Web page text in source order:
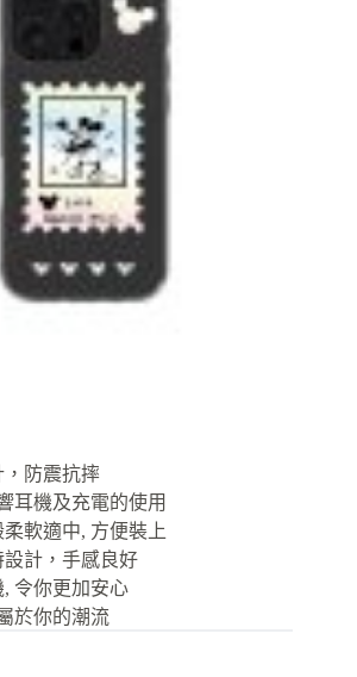
防震抗摔
耳機及充電的使用
軟適中, 方便裝上
計，手感良好
令你更加安心
於你的潮流